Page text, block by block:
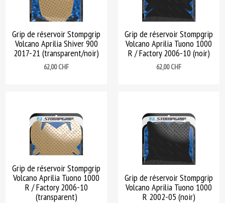
Grip de réservoir Stompgrip
Volcano Aprilia Shiver 900
2017-21 (transparent/noir)
Prix
62,00 CHF
Grip de réservoir Stompgrip
Volcano Aprilia Tuono 1000
R / Factory 2006-10 (noir)
Prix
62,00 CHF
Grip de réservoir Stompgrip
Volcano Aprilia Tuono 1000
R / Factory 2006-10
(transparent)
Grip de réservoir Stompgrip
Volcano Aprilia Tuono 1000
R 2002-05 (noir)